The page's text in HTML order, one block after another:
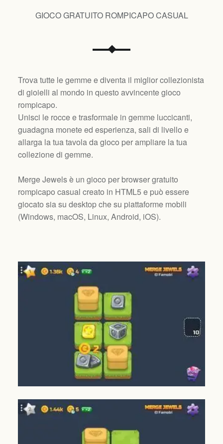
GIOCO GRATUITO ROMPICAPO CASUAL
Trova tutte le gemme e diventa il miglior collezionista
di gioielli al mondo in questo avvincente gioco
rompicapo.
Unisci le rocce e trasformale in gemme luccicanti,
guadagna monete ed esperienza, sali di livello e
allarga la tua tavola da gioco per ampliare la tua
collezione di gemme.
Merge Jewels è un gioco per browser gratuito
rompicapo casual creato in HTML5 e può essere
giocato sia su desktop che su piattaforme mobili
(Windows, macOS, Linux, Android, iOS).